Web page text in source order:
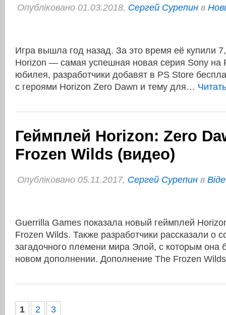
Опубліковано 01.03.2018, Сергей Сурепин в
Игра вышла год назад. За это время её купили
Horizon — самая успешная новая серия Sony на
юбилея, разработчики добавят в PS Store
с героями Horizon Zero Dawn и тему для…
Геймплей Horizon: Zero
Frozen Wilds (видео)
Опубліковано 05.11.2017, Сергей Сурепин в
Guerrilla Games показала новый геймплей
Frozen Wilds. Также разработчики рассказали о
загадочного племени мира Элой, с которым она
новом дополнении. Дополнение The Frozen
1 2 3